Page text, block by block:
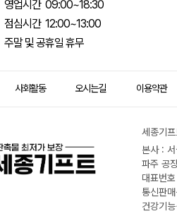
영업시간 09:00~18:30
점심시간 12:00~13:00
주말 및 공휴일 휴무
사회활동 오시는길 이용약관
세종기
본사 :
파주 공
대표번
통신판
건강기